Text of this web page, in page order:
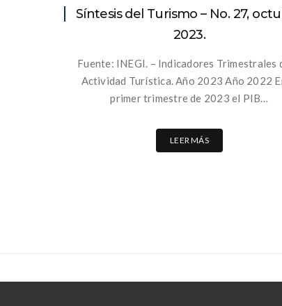
Síntesis del Turismo – No. 27,
2023.
Fuente: INEGI. – Indicadores Trimestrales
Actividad Turística. Año 2023 Año 2022
primer trimestre de 2023 el PIB…
LEER MÁS